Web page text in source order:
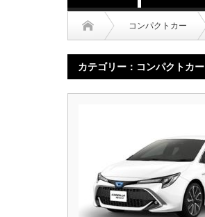
コンパクトカー
カテゴリー：コンパクトカー